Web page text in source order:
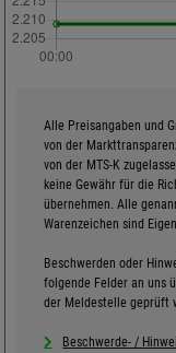
Alle Preisangaben und
von der
von der MTS-K
keine Gewähr für die
übernehmen. Alle
Warenzeichen sind
Beschwerden oder
folgende Felder an uns
der Meldestelle geprüft
Beschwerde- /